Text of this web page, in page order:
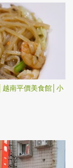
南平價美食館│小